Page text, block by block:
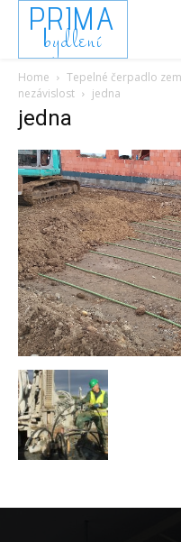
PRIMA
bydlení
Home
Tepelné čerpadlo
nezávislost
jedna
jedna